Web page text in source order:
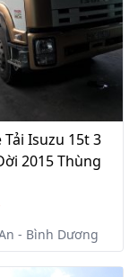
Tải Isuzu 15t 3
2015 Thùng
- Bình Dương